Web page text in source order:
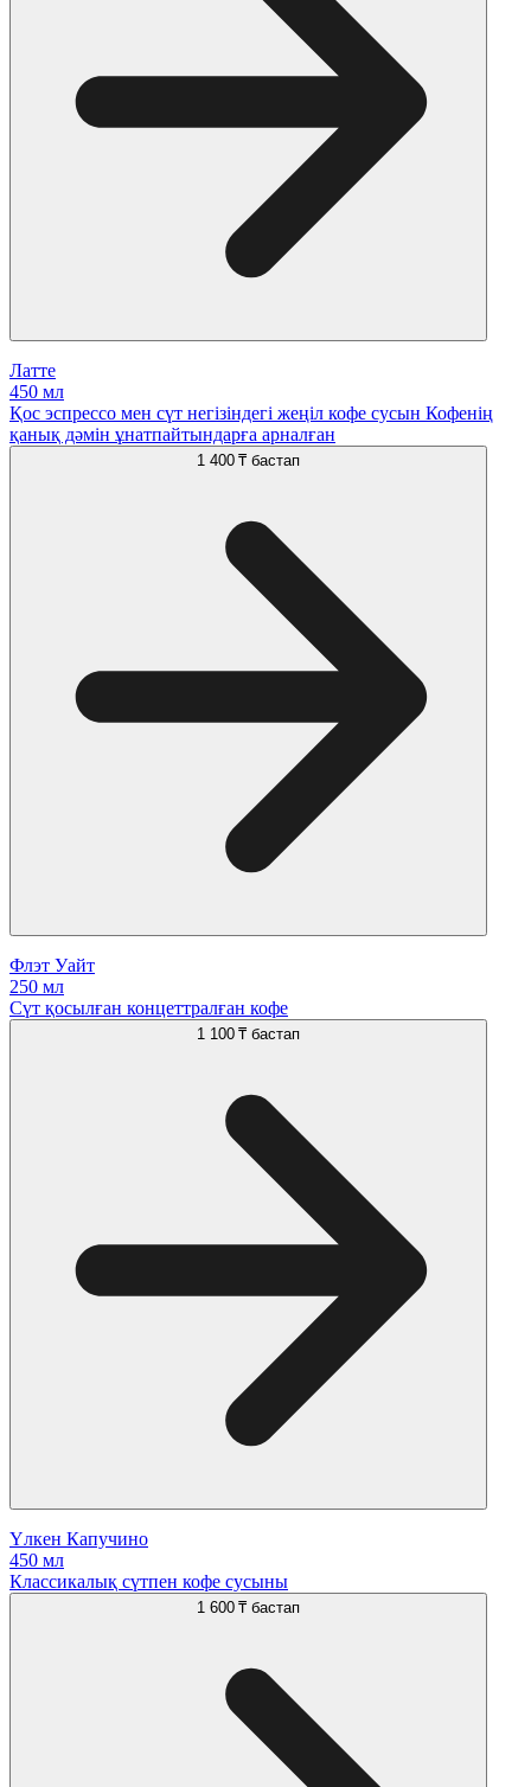
Латте
450 мл
Қос эспрессо мен сүт негізіндегі жеңіл кофе сусын Кофенің
қанық дәмін ұнатпайтындарға арналған
1 400 ₸ бастап
Флэт Уайт
250 мл
Сүт қосылған концеттралған кофе
1 100 ₸ бастап
Үлкен Капучино
450 мл
Классикалық сүтпен кофе сусыны
1 600 ₸ бастап